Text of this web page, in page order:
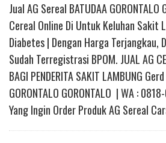
Jual AG Sereal BATUDAA GORONTALO
Cereal Online Di Untuk Keluhan Sakit
Diabetes | Dengan Harga Terjangkau,
Sudah Terregistrasi BPOM. JUAL AG
BAGI PENDERITA SAKIT LAMBUNG
GORONTALO GORONTALO | WA :
Yang Ingin Order Produk AG Sereal